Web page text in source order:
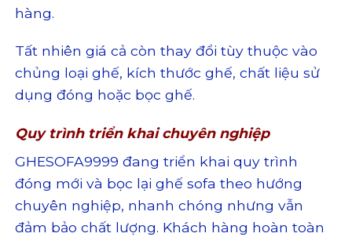
hàng.
Tất nhiên giá cả còn thay đổi tùy thuộc vào
chủng loại ghế, kích thước ghế, chất liệu sử
dụng đóng hoặc bọc ghế.
Quy trình triển khai chuyên nghiệp
GHESOFA9999 đang triển khai quy trình
đóng mới và bọc lại ghế sofa theo hướng
chuyên nghiệp, nhanh chóng nhưng vẫn
đảm bảo chất lượng. Khách hàng hoàn toàn